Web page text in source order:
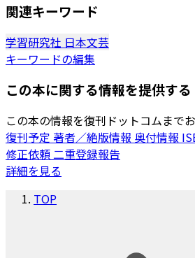
関連キーワード
学習研究社 日本文芸
キーワードの編集
この本に関する情報を提供する
この本の情報を復刊ドットコムまで
復刊予定 著者／絶版情報 奥付情報
修正依頼二重登録報告
詳細を見る
TOP